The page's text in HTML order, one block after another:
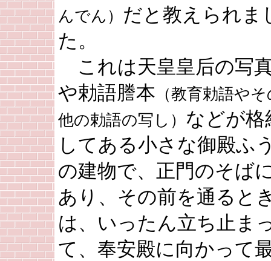
んでん） だと教えられま
た。
これは天皇皇后の写
や勅語謄本 （教育勅語や
他の勅語の写し） などが格
してある小さな御殿ふ
の建物で、正門のそば
あり、その前を通ると
は、いったん立ち止ま
て、奉安殿に向かって